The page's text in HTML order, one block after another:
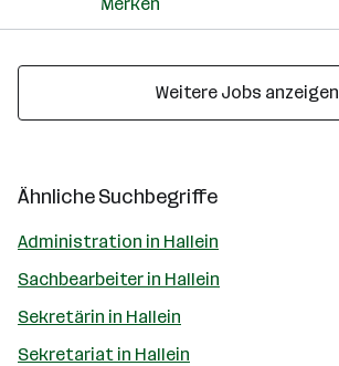
Weitere Jobs anzeigen
Ähnliche Suchbegriffe
Administration in Hallein
Sachbearbeiter in Hallein
Sekretärin in Hallein
Sekretariat in Hallein